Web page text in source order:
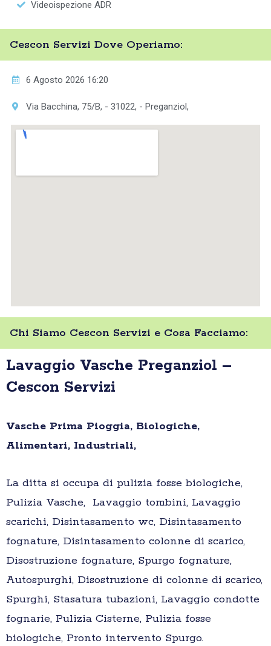
Videoispezione ADR
Cescon Servizi Dove Operiamo:
6 Agosto 2026 16:20
Via Bacchina, 75/B, - 31022, - Preganziol,
Chi Siamo Cescon Servizi e Cosa Facciamo:
Lavaggio Vasche Preganziol –
Cescon Servizi
Vasche Prima Pioggia, Biologiche,
Alimentari, Industriali,
La ditta si occupa di pulizia fosse biologiche,
Pulizia Vasche, Lavaggio tombini, Lavaggio
scarichi, Disintasamento wc, Disintasamento
fognature, Disintasamento colonne di scarico,
Disostruzione fognature, Spurgo fognature,
Autospurghi, Disostruzione di colonne di scarico,
Spurghi, Stasatura tubazioni, Lavaggio condotte
fognarie, Pulizia Cisterne, Pulizia fosse
biologiche, Pronto intervento Spurgo.